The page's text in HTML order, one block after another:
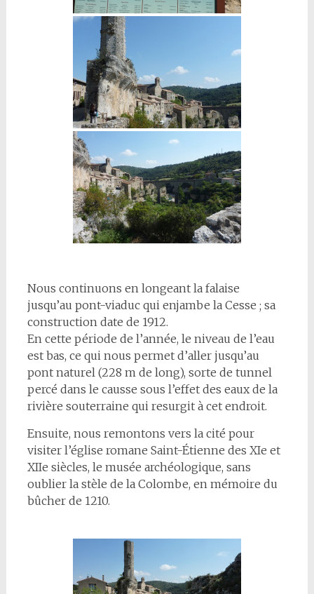
Nous continuons en longeant la falaise
jusqu’au pont-viaduc qui enjambe la Cesse ; sa
construction date de 1912.
En cette période de l’année, le niveau de l’eau
est bas, ce qui nous permet d’aller jusqu’au
pont naturel (228 m de long), sorte de tunnel
percé dans le causse sous l’effet des eaux de la
rivière souterraine qui resurgit à cet endroit.
Ensuite, nous remontons vers la cité pour
visiter l’église romane Saint-Étienne des XIe et
XIIe siècles, le musée archéologique, sans
oublier la stèle de la Colombe, en mémoire du
bûcher de 1210.